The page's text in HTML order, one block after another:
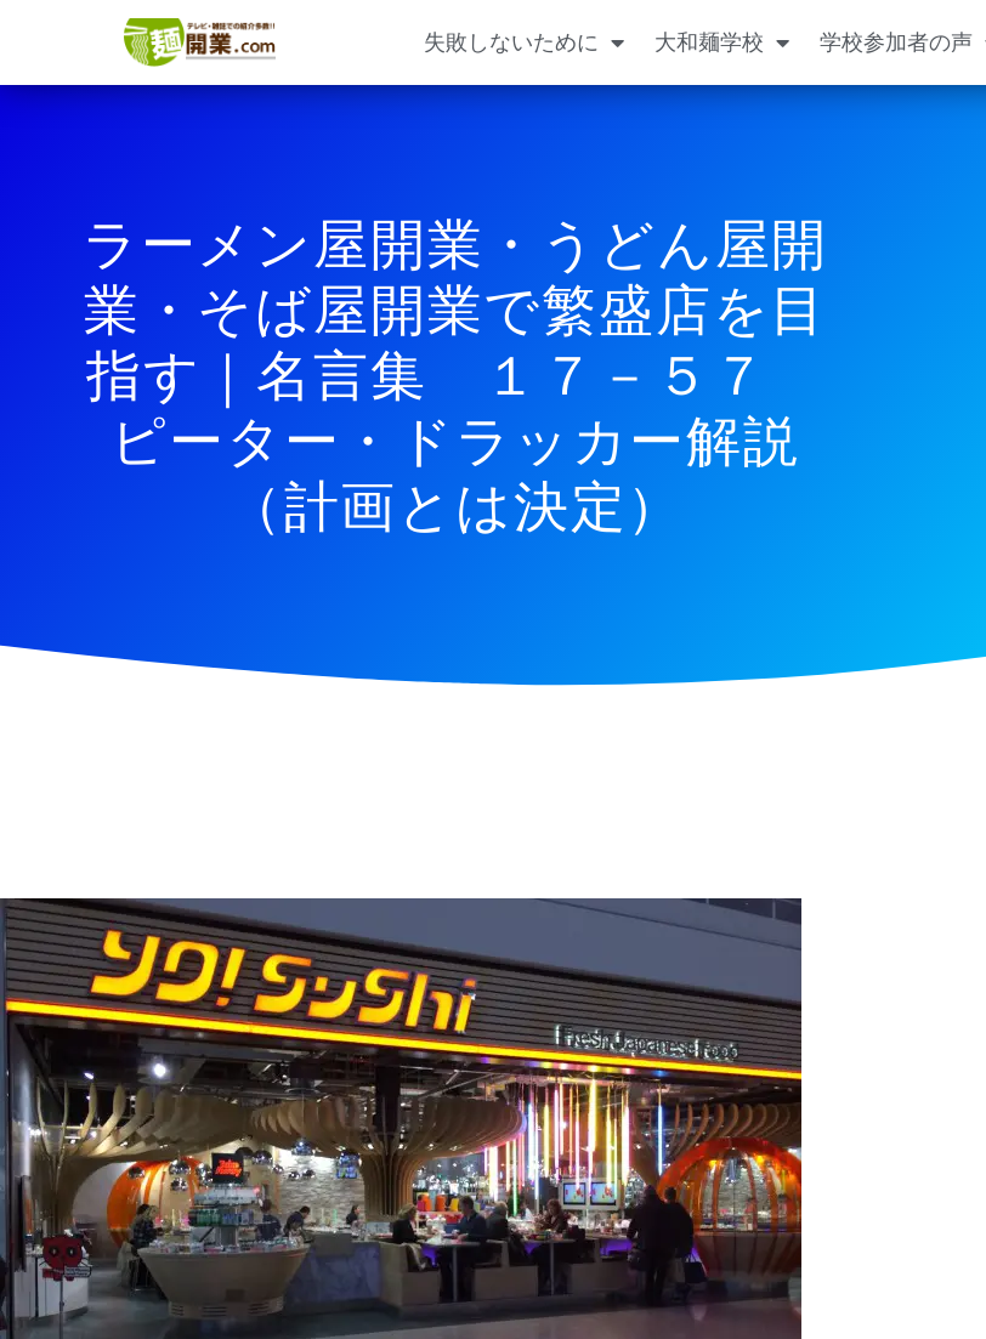
失敗しないために 大和麺学校 学校参加者の声
ラーメン屋開業・うどん屋開
業・そば屋開業で繁盛店を目
指す｜名言集 １７－５７
ピーター・ドラッカー解説
（計画とは決定）